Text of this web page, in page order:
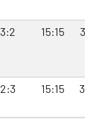
3:2 15:15
2:3 15:15